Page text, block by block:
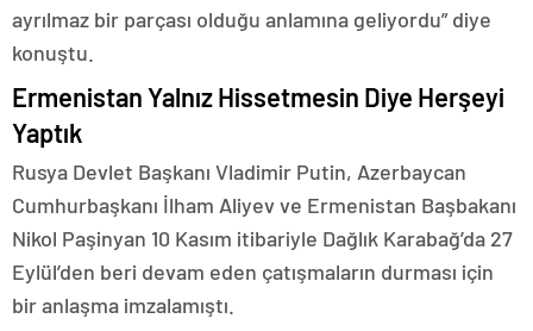
ayrılmaz bir parçası olduğu anlamına geliyordu” diye
konuştu.
Ermenistan Yalnız Hissetmesin Diye Herşeyi
Yaptık
Rusya Devlet Başkanı Vladimir Putin, Azerbaycan
Cumhurbaşkanı İlham Aliyev ve Ermenistan Başbakanı
Nikol Paşinyan 10 Kasım itibariyle Dağlık Karabağ’da 27
Eylül’den beri devam eden çatışmaların durması için
bir anlaşma imzalamıştı.